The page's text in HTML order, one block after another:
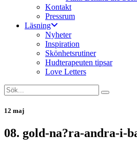
Kontakt
Pressrum
Läsning
Nyheter
Inspiration
Skönhetsrutiner
Hudterapeuten tipsar
Love Letters
12 maj
08. gold-na?ra-andra-i-